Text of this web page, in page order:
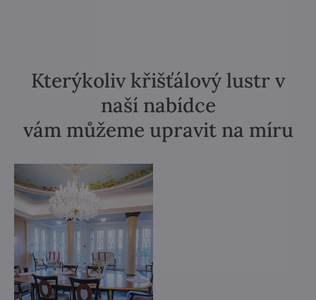
Kterýkoliv křišťálový lustr v
naší nabídce
vám můžeme upravit na míru